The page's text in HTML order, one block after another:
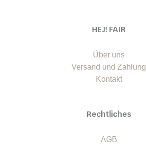
HEJ! FAIR
Über uns
Versand und Zahlung
Kontakt
Rechtliches
AGB